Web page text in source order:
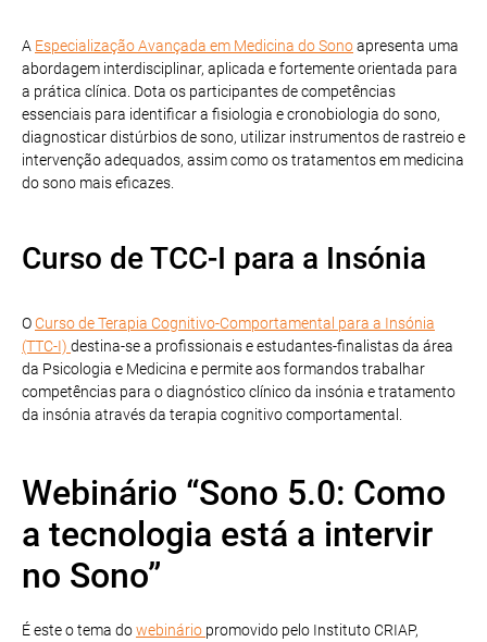
A Especialização Avançada em Medicina do Sonoapresenta uma
abordagem interdisciplinar, aplicada e fortemente orientada para
a prática clínica. Dota os participantes de competências
essenciais para identificar a fisiologia e cronobiologia do sono,
diagnosticar distúrbios de sono, utilizar instrumentos de rastreio e
intervenção adequados, assim como os tratamentos em medicina
do sono mais eficazes.
Curso de TCC-I para a Insónia
O Curso de Terapia Cognitivo-Comportamental para a Insónia
(TTC-I) destina-se a profissionais e estudantes-finalistas da área
da Psicologia e Medicina e permite aos formandos trabalhar
competências para o diagnóstico clínico da insónia e tratamento
da insónia através da terapia cognitivo comportamental.
Webinário “Sono 5.0: Como
a tecnologia está a intervir
no Sono”
É este o tema dowebinário promovido pelo Instituto CRIAP,